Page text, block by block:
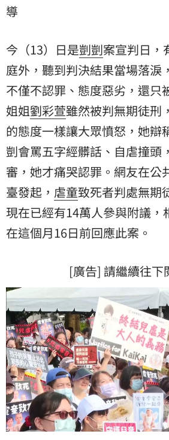
導
今（13）日是剴剴案宣判日，
庭外，聽到判決結果當場落淚
不僅不認罪、態度惡劣，還只
姐姐劉彩萱雖然被判無期徒刑
的態度一樣讓大眾憤怒，她辯
剴會罵五字經髒話、自虐撞頭
審，她才痛哭認罪。網友在公
臺發起， 虐童致死者判處無期
現在已經有14萬人參與附議，
在這個月16日前回應此案。
[廣告] 請繼續往